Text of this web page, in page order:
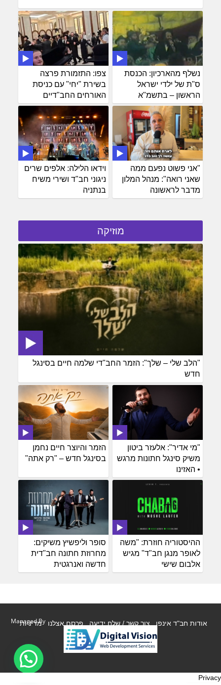
צפו: התזמורת פרצה
בשירת "יחי" עם כניסת
האורחים החב"דיים
נשלף מהארכיון: הכנסת
ס"ת של ילדי ישראל
הראשון – בתשמ"א
וידאו הלילה: אלפים שרים
ניגוני חב"ד ושירי משיח
בנתניה
"אני פשוט נפעם ממה
שאני רואה": מנהל המלון
מדבר לראשונה
מוזיקה
"הלב שלי – שלך": הזמר החב"די שלמה חיים בסינגל
חדש
הזמר והיוצר חיים נחמן
בסינגל חדש – "רק אתה"
"מי אדיר": אלעזר ביטון
משיק סינגל חתונות מרגש
• האזינו
סופר וליפשיץ משיקים:
מחרוזת חתונה חב"דית
חדשה ואנרגטית
ההיסטוריה חוזרת: "משה
לאופר מנגן חב"ד" מגיש
אלבום שישי
אודות חב"ד אינפו צור קשר / שלח ידיעה פרסם אצלנו מדיניות
Managed By
Privacy